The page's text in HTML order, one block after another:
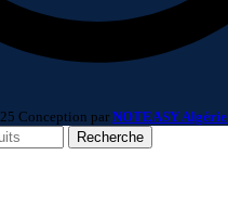
Conception par NOTEASY Algérie
Recherche